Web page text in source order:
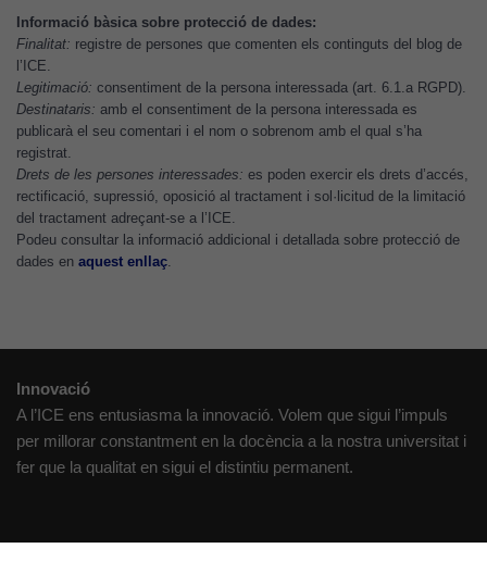
Informació bàsica sobre protecció de dades:
Finalitat: registre de persones que comenten els continguts del blog de
l’ICE.
Legitimació: consentiment de la persona interessada (art. 6.1.a RGPD).
Destinataris: amb el consentiment de la persona interessada es
publicarà el seu comentari i el nom o sobrenom amb el qual s’ha
registrat.
Drets de les persones interessades: es poden exercir els drets d’accés,
rectificació, supressió, oposició al tractament i sol·licitud de la limitació
del tractament adreçant-se a l’ICE.
Podeu consultar la informació addicional i detallada sobre protecció de
dades en aquest enllaç
Innovació
A l’ICE ens entusiasma la innovació. Volem que sigui l’impuls
per millorar constantment en la docència a la nostra universitat i
fer que la qualitat en sigui el distintiu permanent.
Analytics
per tal que
millorar la
funcionalitat
i l'estructura
del lloc
web, en
com aquest
Per tal que el
nostre lloc web
tingui el millor
la vostra visita.